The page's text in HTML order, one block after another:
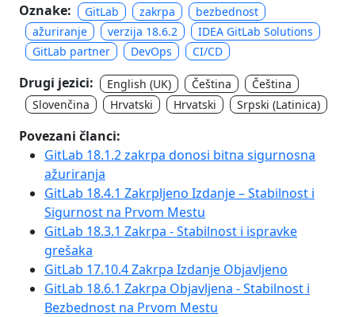
Oznake: GitLab zakrpa
bezbednost
ažuriranje
verzija 18.6.2
IDEA GitLab Solutions
GitLab partner
DevOps CI/CD
Drugi jezici: English (UK) Čeština
Čeština
Slovenčina
Hrvatski Hrvatski Srpski (Latinica)
Povezani članci:
GitLab 18.1.2 zakrpa donosi bitna sigurnosna
ažuriranja
GitLab 18.4.1 Zakrpljeno Izdanje – Stabilnost i
Sigurnost na Prvom Mestu
GitLab 18.3.1 Zakrpa - Stabilnost i ispravke
grešaka
GitLab 17.10.4 Zakrpa Izdanje Objavljeno
GitLab 18.6.1 Zakrpa Objavljena - Stabilnost i
Bezbednost na Prvom Mestu